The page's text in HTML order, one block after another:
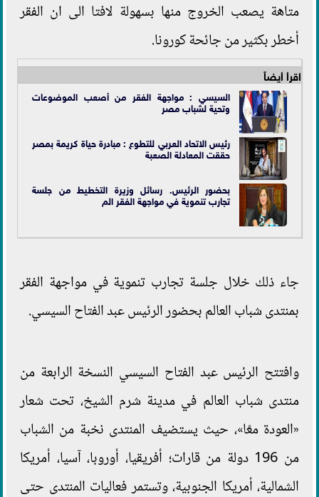
متاهة يصعب الخروج منها بسهولة لافتا الى ان الفقر
أخطر بكثير من جائحة كورونا.
اقرأ أيضاً
السيسي : مواجهة الفقر من أصعب الموضوعات
وتحية لشباب مصر
رئيس الاتحاد العربي للتطوع : مبادرة حياة كريمة بمصر
حققت المعادلة الصعبة
بحضور الرئيس. رسائل وزيرة التخطيط من جلسة
تجارب تنموية في مواجهة الفقر الم
جاء ذلك خلال جلسة تجارب تنموية في مواجهة الفقر
بمنتدى شباب العالم بحضور الرئيس عبد الفتاح السيسي.
وافتتح الرئيس عبد الفتاح السيسي النسخة الرابعة من
منتدى شباب العالم في مدينة شرم الشيخ، تحت شعار
«العودة معًا»، حيث يستضيف المنتدى نخبة من الشباب
من 196 دولة من قارات؛ أفريقيا، أوروبا، آسيا، أمريكا
الشمالية، أمريكا الجنوبية، وتستمر فعاليات المنتدى حتى